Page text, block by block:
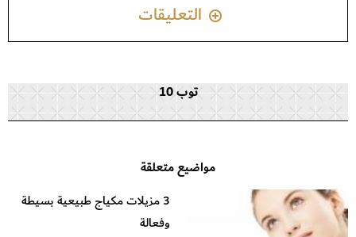
التعليقات
توب 10
مواضيع متعلقة
3 مزيلات مكياج طبيعية بسيطة
وفعالة